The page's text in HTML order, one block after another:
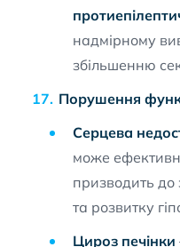
надмірному
збільшенню
Порушення
Серцева
може
призводить до
та розвитку
Цироз печінки